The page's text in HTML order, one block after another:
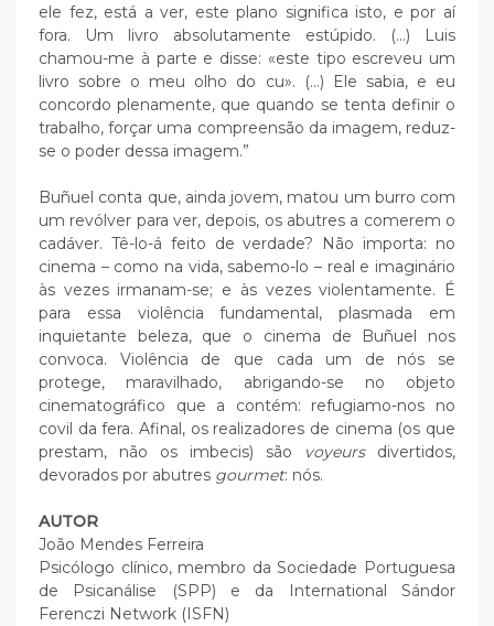
ele fez, está a ver, este plano significa isto, e por aí
fora. Um livro absolutamente estúpido. (…) Luis
chamou-me à parte e disse: «este tipo escreveu um
livro sobre o meu olho do cu». (…) Ele sabia, e eu
concordo plenamente, que quando se tenta definir o
trabalho, forçar uma compreensão da imagem, reduz-
se o poder dessa imagem.”
Buñuel conta que, ainda jovem, matou um burro com
um revólver para ver, depois, os abutres a comerem o
cadáver. Tê-lo-á feito de verdade? Não importa: no
cinema – como na vida, sabemo-lo – real e imaginário
às vezes irmanam-se; e às vezes violentamente. É
para essa violência fundamental, plasmada em
inquietante beleza, que o cinema de Buñuel nos
convoca. Violência de que cada um de nós se
protege, maravilhado, abrigando-se no objeto
cinematográfico que a contém: refugiamo-nos no
covil da fera. Afinal, os realizadores de cinema (os que
prestam, não os imbecis) são
voyeursdivertidos,
devorados por abutres gourmet: nós.
AUTOR
João Mendes Ferreira
Psicólogo clínico, membro da Sociedade Portuguesa
de Psicanálise (SPP) e da International Sándor
Ferenczi Network (ISFN)